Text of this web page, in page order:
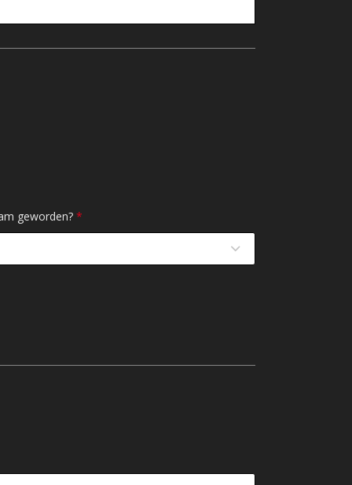
geworden? *